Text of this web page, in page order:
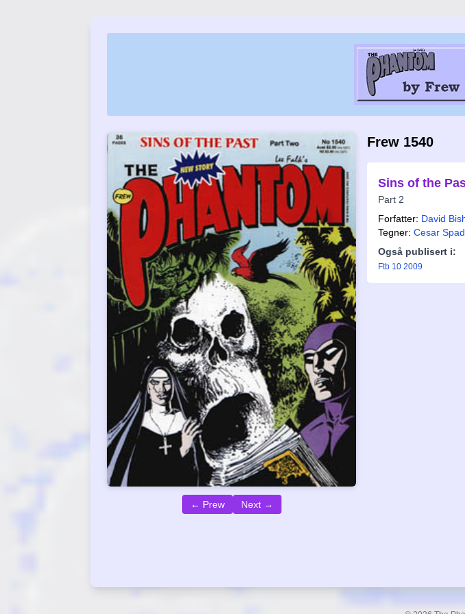
← Prew Next →
Frew 1540
Sins of the
Part 2
Forfatter: David
Tegner: Cesar
Også publisert i:
Ftb 10 2009